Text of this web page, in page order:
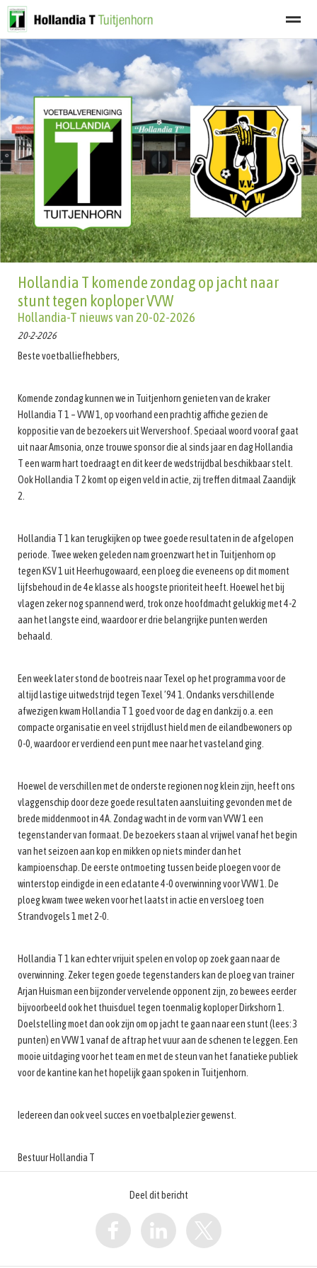
Welkom Afgelastingen Lid worden Nieuwsbrief
Home Zoeken Nieuws Agenda
Hollandia T komende zondag op jacht naar
stunt tegen koploper VVW
Hollandia-T nieuws van 20-02-2026
20-2-2026
Beste voetballiefhebbers,
Komende zondag kunnen we in Tuitjenhorn genieten van de kraker
Hollandia T 1 – VVW 1, op voorhand een prachtig affiche gezien de
koppositie van de bezoekers uit Wervershoof. Speciaal woord vooraf gaat
uit naar Amsonia, onze trouwe sponsor die al sinds jaar en dag Hollandia
T een warm hart toedraagt en dit keer de wedstrijdbal beschikbaar stelt.
Ook Hollandia T 2 komt op eigen veld in actie, zij treffen ditmaal Zaandijk
2.
Hollandia T 1 kan terugkijken op twee goede resultaten in de afgelopen
periode. Twee weken geleden nam groenzwart het in Tuitjenhorn op
tegen KSV 1 uit Heerhugowaard, een ploeg die eveneens op dit moment
lijfsbehoud in de 4e klasse als hoogste prioriteit heeft. Hoewel het bij
vlagen zeker nog spannend werd, trok onze hoofdmacht gelukkig met 4-2
aan het langste eind, waardoor er drie belangrijke punten werden
behaald.
Een week later stond de bootreis naar Texel op het programma voor de
altijd lastige uitwedstrijd tegen Texel ’94 1. Ondanks verschillende
afwezigen kwam Hollandia T 1 goed voor de dag en dankzij o.a. een
compacte organisatie en veel strijdlust hield men de eilandbewoners op
0-0, waardoor er verdiend een punt mee naar het vasteland ging.
Hoewel de verschillen met de onderste regionen nog klein zijn, heeft ons
vlaggenschip door deze goede resultaten aansluiting gevonden met de
brede middenmoot in 4A. Zondag wacht in de vorm van VVW 1 een
tegenstander van formaat. De bezoekers staan al vrijwel vanaf het begin
van het seizoen aan kop en mikken op niets minder dan het
kampioenschap. De eerste ontmoeting tussen beide ploegen voor de
winterstop eindigde in een eclatante 4-0 overwinning voor VVW 1. De
ploeg kwam twee weken voor het laatst in actie en versloeg toen
Strandvogels 1 met 2-0.
Hollandia T 1 kan echter vrijuit spelen en volop op zoek gaan naar de
overwinning. Zeker tegen goede tegenstanders kan de ploeg van trainer
Arjan Huisman een bijzonder vervelende opponent zijn, zo bewees eerder
bijvoorbeeld ook het thuisduel tegen toenmalig koploper Dirkshorn 1.
Doelstelling moet dan ook zijn om op jacht te gaan naar een stunt (lees: 3
punten) en VVW 1 vanaf de aftrap het vuur aan de schenen te leggen. Een
mooie uitdaging voor het team en met de steun van het fanatieke publiek
voor de kantine kan het hopelijk gaan spoken in Tuitjenhorn.
Iedereen dan ook veel succes en voetbalplezier gewenst.
Bestuur Hollandia T
Deel dit bericht